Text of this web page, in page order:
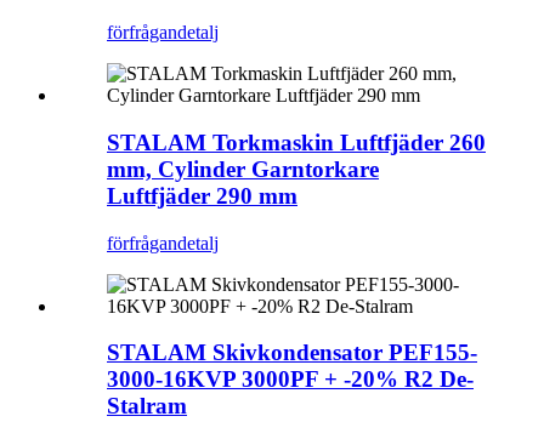
förfrågandetalj
STALAM Torkmaskin Luftfjäder 260
mm, Cylinder Garntorkare
Luftfjäder 290 mm
förfrågandetalj
STALAM Skivkondensator PEF155-
3000-16KVP 3000PF + -20% R2 De-
Stalram